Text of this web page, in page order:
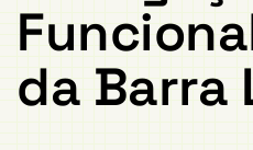
da Barra